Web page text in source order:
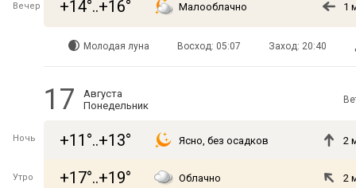
Вечер +14°..+16° Малооблачно 1
Молодая луна Восход: 05:07 Заход: 20:40
17
Августа
Понедельник
Ночь +11°..+13° Ясно, без осадков 2
Утро +17°..+19° Облачно 2